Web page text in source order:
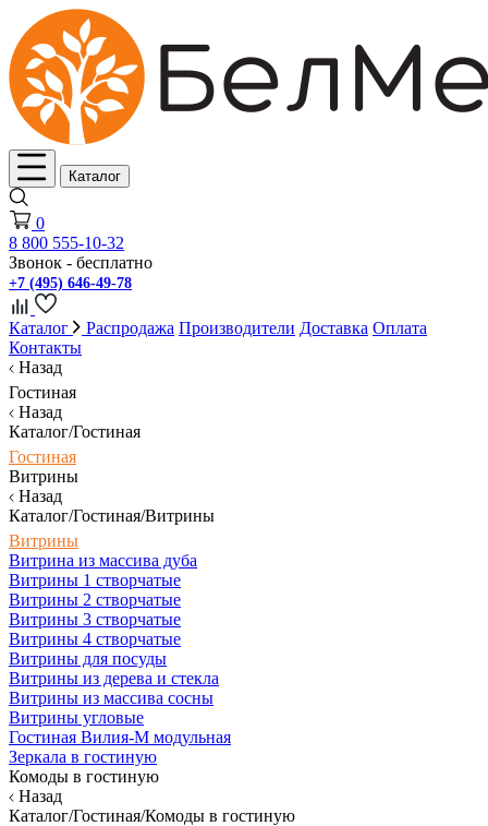
Каталог
0
8 800 555-10-32
Звонок - бесплатно
+7 (495) 646-49-78
Каталог Распродажа Производители Доставка Оплата
Контакты
Назад
Гостиная
Назад
Каталог/Гостиная
Гостиная
Витрины
Назад
Каталог/Гостиная/Витрины
Витрины
Витрина из массива дуба
Витрины 1 створчатые
Витрины 2 створчатые
Витрины 3 створчатые
Витрины 4 створчатые
Витрины для посуды
Витрины из дерева и стекла
Витрины из массива сосны
Витрины угловые
Гостиная Вилия-М модульная
Зеркала в гостиную
Комоды в гостиную
Назад
Каталог/Гостиная/Комоды в гостиную